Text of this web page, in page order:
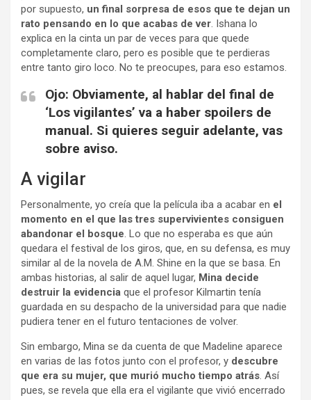
por supuesto, un final sorpresa de esos que te dejan un
rato pensando en lo que acabas de ver. Ishana lo
explica en la cinta un par de veces para que quede
completamente claro, pero es posible que te perdieras
entre tanto giro loco. No te preocupes, para eso estamos.
Ojo: Obviamente, al hablar del final de
‘Los vigilantes’ va a haber spoilers de
manual. Si quieres seguir adelante, vas
sobre aviso.
A vigilar
Personalmente, yo creía que la película iba a acabar en el
momento en el que las tres supervivientes consiguen
abandonar el bosque. Lo que no esperaba es que aún
quedara el festival de los giros, que, en su defensa, es muy
similar al de la novela de A.M. Shine en la que se basa. En
ambas historias, al salir de aquel lugar, Mina decide
destruir la evidencia que el profesor Kilmartin tenía
guardada en su despacho de la universidad para que nadie
pudiera tener en el futuro tentaciones de volver.
Sin embargo, Mina se da cuenta de que Madeline aparece
en varias de las fotos junto con el profesor, y descubre
que era su mujer, que murió mucho tiempo atrás. Así
pues, se revela que ella era el vigilante que vivió encerrado